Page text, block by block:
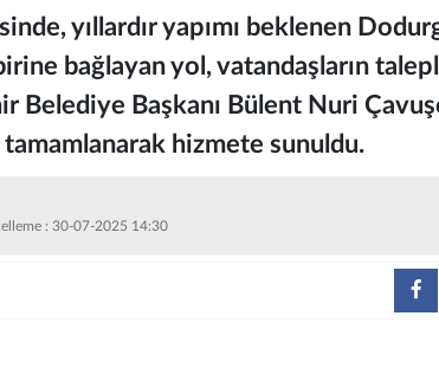
yıllardır yapımı beklenen
bağlayan yol, vatandaşların
Belediye Başkanı Bülent Nuri
hizmete sunuldu.
: 30-07-2025 14:30